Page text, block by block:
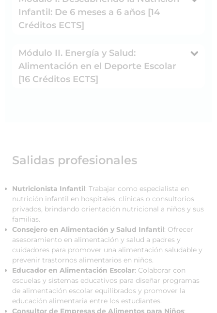
Infantil: De 6 meses a 6 años [14
Créditos ECTS]
Módulo II. Energía y Salud:
Alimentación en el Deporte Escolar
[16 Créditos ECTS]
Salidas profesionales
Nutricionista Infantil: Trabajar como especialista en
nutrición infantil en hospitales, clínicas o consultorios
privados, brindando orientación nutricional a niños y sus
familias.
Consejero en Alimentación y Salud Infantil: Ofrecer
asesoramiento en alimentación y salud a padres y
cuidadores para promover una alimentación saludable y
prevenir trastornos alimentarios en niños.
Educador en Alimentación Escolar: Colaborar con
escuelas y sistemas educativos para diseñar programas
de alimentación escolar equilibrados y promover la
educación alimentaria entre los estudiantes.
Consultor de Empresas de Alimentos para Niños: